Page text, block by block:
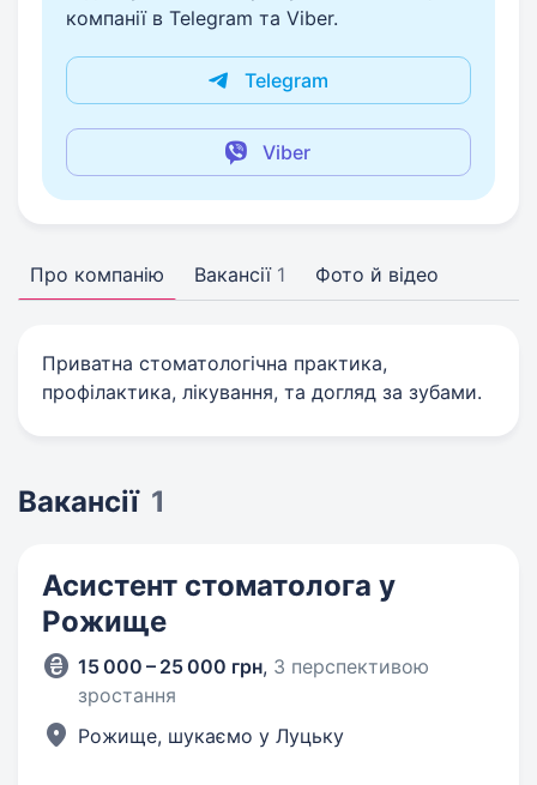
компанії в Telegram та Viber.
Telegram
Viber
Про компанію Вакансії 1 Фото й відео
Приватна стоматологічна практика,
профілактика, лікування, та догляд за зубами.
Вакансії 1
Асистент стоматолога у
Рожище
15 000 – 25 000 грн, З перспективою
зростання
Рожище, шукаємо у Луцьку